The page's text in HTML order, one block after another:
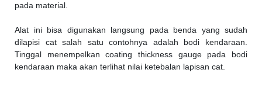
pada material.
Alat ini bisa digunakan langsung pada benda yang sudah
dilapisi cat salah satu contohnya adalah bodi kendaraan.
Tinggal menempelkan coating thickness gauge pada bodi
kendaraan maka akan terlihat nilai ketebalan lapisan cat.